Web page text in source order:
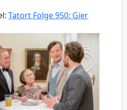
Tatort Folge 950: Gier